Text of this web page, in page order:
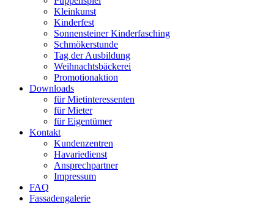
Kleinkunst
Kinderfest
Sonnensteiner Kinderfasching
Schmökerstunde
Tag der Ausbildung
Weihnachtsbäckerei
Promotionaktion
Downloads
für Mietinteressenten
für Mieter
für Eigentümer
Kontakt
Kundenzentren
Havariedienst
Ansprechpartner
Impressum
FAQ
Fassadengalerie